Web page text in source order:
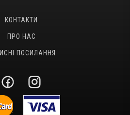
КОНТАКТИ
ПРО НАС
ПОСИЛАННЯ